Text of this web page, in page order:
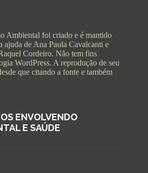
Ambiental foi criado e é mantido
ajuda de Ana Paula Cavalcanti e
Cordeiro. Não tem fins
WordPress. A reprodução de seu
que citando a fonte e também
ENVOLVENDO
E SAÚDE